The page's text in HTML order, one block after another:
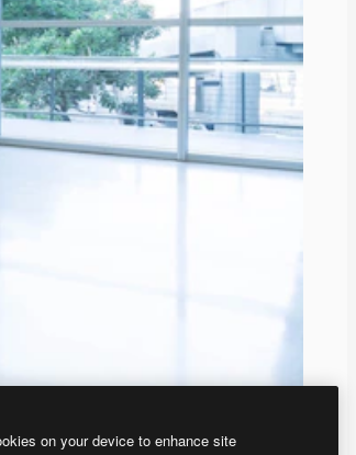
on your device to enhance site